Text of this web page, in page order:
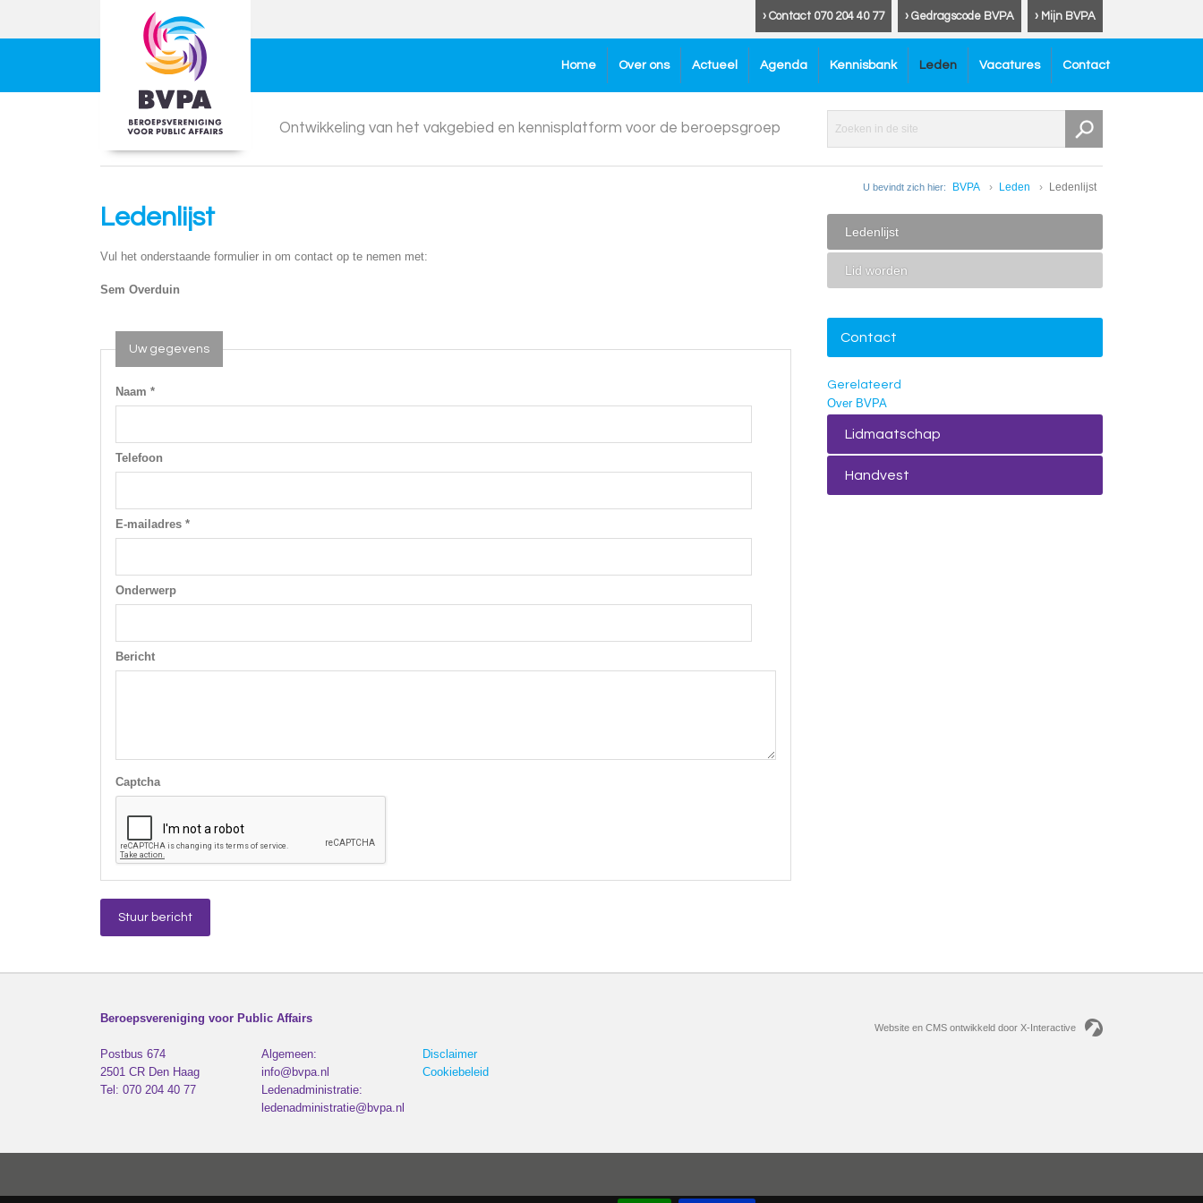
› Mijn BVPA
› Gedragscode BVPA
› Contact 070 204 40 77
Home Over ons Actueel Agenda Kennisbank Leden Vacatures Contact
Ontwikkeling van het vakgebied en kennisplatform voor de beroepsgroep
U bevindt zich hier: BVPA Leden Ledenlijst
Ledenlijst
Vul het onderstaande formulier in om contact op te nemen met:
Sem Overduin
Uw gegevens
Naam *
Telefoon
E-mailadres *
Onderwerp
Bericht
Captcha
Ledenlijst
Lid worden
Contact
Gerelateerd
Over BVPA
Lidmaatschap
Handvest
Beroepsvereniging voor Public Affairs
Postbus 674
2501 CR Den Haag
Tel: 070 204 40 77
Algemeen:
info@bvpa.nl
Ledenadministratie:
ledenadministratie@bvpa.nl
Disclaimer
Cookiebeleid
Website en CMS ontwikkeld door X-Interactive